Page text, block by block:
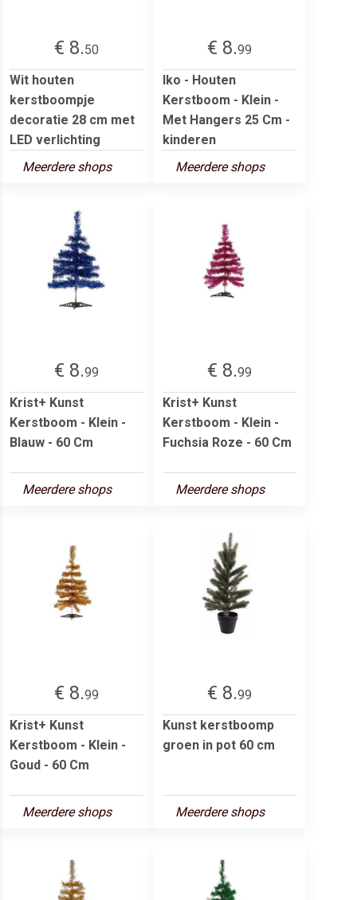
€ 8.50
Wit houten
kerstboompje
decoratie 28 cm met
LED verlichting
Meerdere shops
€ 8.99
Iko - Houten
Kerstboom - Klein -
Met Hangers 25 Cm -
kinderen
Meerdere shops
€ 8.99
Krist+ Kunst
Kerstboom - Klein -
Blauw - 60 Cm
Meerdere shops
€ 8.99
Krist+ Kunst
Kerstboom - Klein -
Fuchsia Roze - 60 Cm
Meerdere shops
€ 8.99
Krist+ Kunst
Kerstboom - Klein -
Goud - 60 Cm
Meerdere shops
€ 8.99
Kunst kerstboomp
groen in pot 60 cm
Meerdere shops